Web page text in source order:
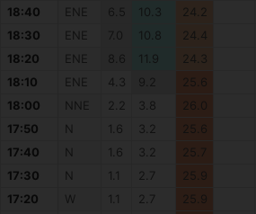
18:40
ENE 6.5 10.3 24.2
18:30
ENE 7.0 10.8 24.4
18:20
ENE 8.6 11.9 24.3
18:10
ENE 4.3 9.2 25.6
18:00
NNE 2.2 3.8 26.0
17:50
N 1.6 3.2 25.6
17:40
N 1.6 3.2 25.7
17:30
N 1.1 2.7 25.9
17:20
W 1.1 2.7 25.9